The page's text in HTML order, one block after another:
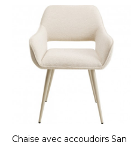
Chaise avec accoudoirs San